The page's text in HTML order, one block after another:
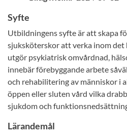
Syfte
Utbildningens syfte är att skapa
sjuksköterskor att verka inom det
utgör psykiatrisk omvårdnad,
innebär förebyggande arbete
och rehabilitering av människor i
öppen eller sluten vård vilka
sjukdom och
Lärandemål